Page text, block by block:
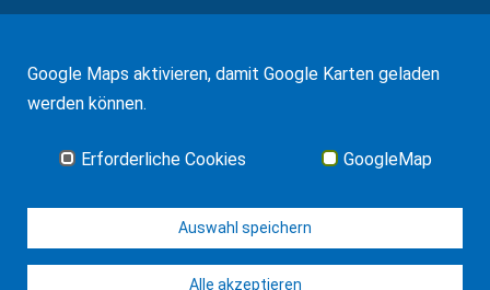
17.03.2026Andalusien: Vergünstigungen bei der
Alle Neuigkeiten
Google Maps aktivieren, damit Google Karten geladen
werden können.
Erforderliche Cookies GoogleMap
Auswahl speichern
Alle akzeptieren